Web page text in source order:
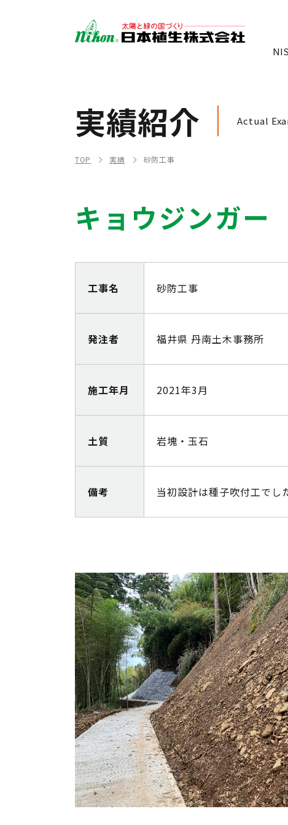
実績紹介 Actual
TOP 実績 砂防工事
キョウジンガー
工事名 砂防工事
発注者 福井県 丹南土木事務所
施工年月 2021年3月
土質 岩塊・玉石
備考 当初設計は種子吹付工でし